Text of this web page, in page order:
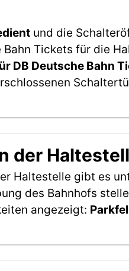
und die
Tickets für die
DB Deutsche Bahn
der
Haltestelle gibt es
des Bahnhofs
angezeigt: